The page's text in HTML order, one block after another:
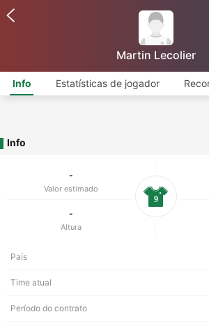
Martin Lecolier
Info Estatísticas de jogador
Info
-
Valor estimado
-
Altura
9
País
Time atual
Período do contrato